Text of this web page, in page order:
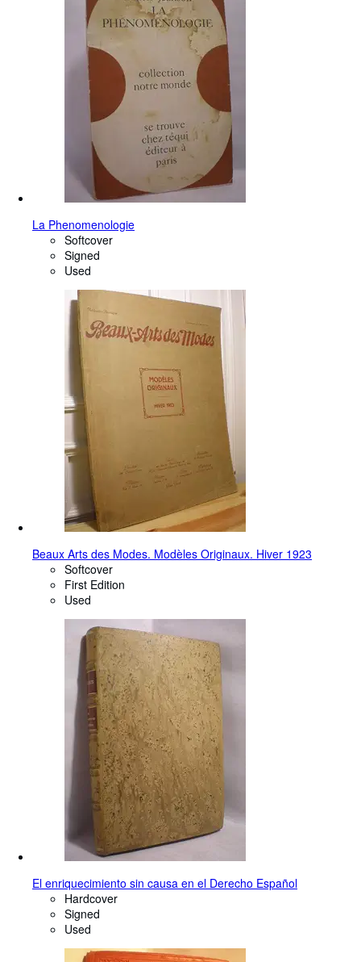
La Phenomenologie
Softcover
Signed
Used
Beaux Arts des Modes. Modèles Originaux. Hiver 1923
Softcover
First Edition
Used
El enriquecimiento sin causa en el Derecho Español
Hardcover
Signed
Used